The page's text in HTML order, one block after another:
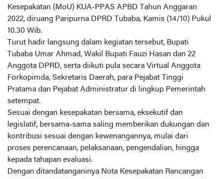
Kesepakatan (MoU) KUA-PPAS APBD Tahun Anggaran
2022, diruang Paripurna DPRD Tubaba, Kamis (14/10) Pukul
10.30 Wib.
Turut hadir langsung dalam kegiatan tersebut, Bupati
Tubaba Umar Ahmad, Wakil Bupati Fauzi Hasan dan 22
Anggota DPRD, serta diikuti pula secara Virtual Anggota
Forkopimda, Sekretaris Daerah, para Pejabat Tinggi
Pratama dan Pejabat Administratur di lingkup Pemerintah
setempat.
Sesuai dengan kesepakatan bersama, eksekutif dan
legislatif, bersama-sama saling memberikan dukungan dan
kontribusi sesuai dengan kewenangannya, mulai dari
proses perencanaan, pelaksanaan, pengendalian, hingga
kepada tahapan evaluasi.
Dengan ditandatanganinya Nota Kesepakatan Rancangan